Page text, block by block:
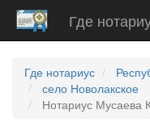
Где
Где нотариус
село Новолакское
Нотариус